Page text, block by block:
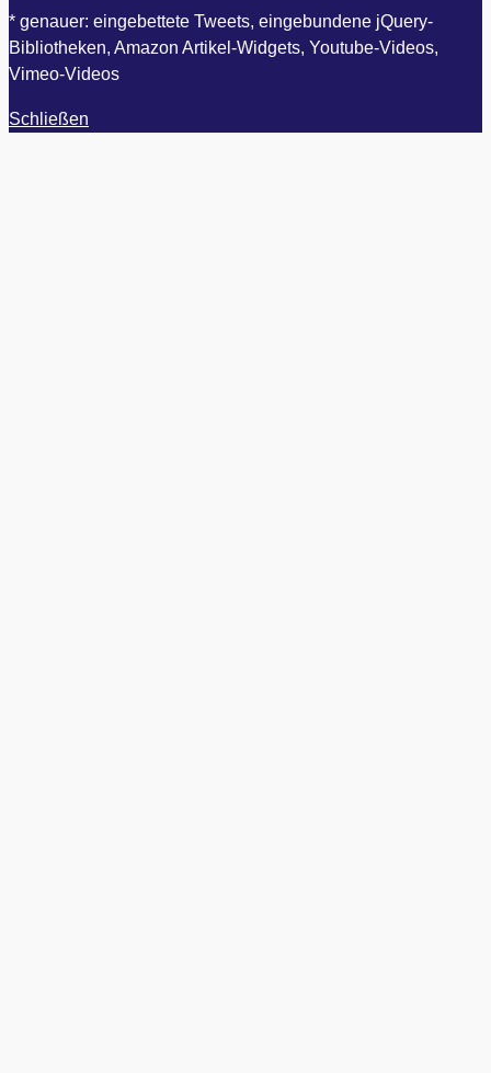
* genauer: eingebettete Tweets, eingebundene jQuery-
Bibliotheken, Amazon Artikel-Widgets, Youtube-Videos,
Vimeo-Videos
Schließen